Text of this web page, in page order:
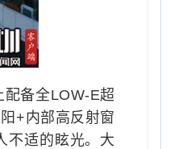
备全LOW-E超
+内部高反射窗
不适的眩光。大